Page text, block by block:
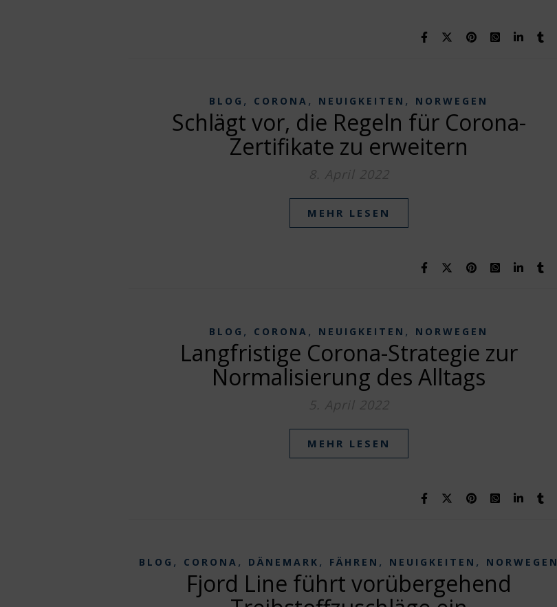
BLOG , CORONA , NEUIGKEITEN , NORWEGEN
Schlägt vor, die Regeln für Corona-
Zertifikate zu erweitern
8. April 2022
MEHR LESEN
BLOG , CORONA , NEUIGKEITEN , NORWEGEN
Langfristige Corona-Strategie zur
Normalisierung des Alltags
5. April 2022
MEHR LESEN
BLOG , CORONA , DÄNEMARK , FÄHREN , NEUIGKEITEN , NORWEGEN
Fjord Line führt vorübergehend